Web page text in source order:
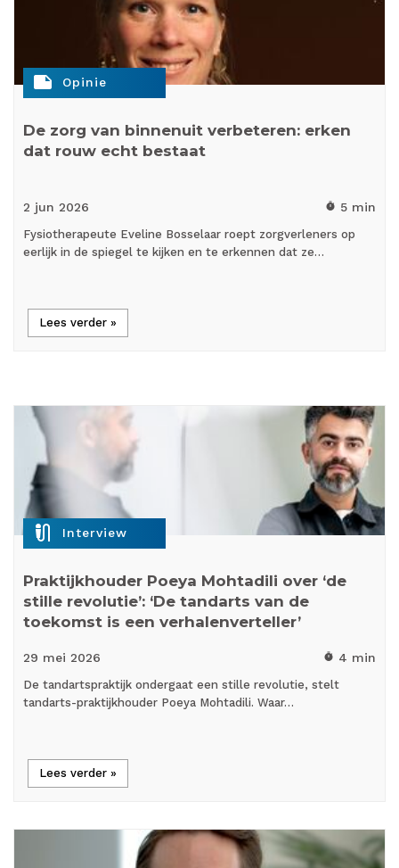
note Opinie
De zorg van binnenuit verbeteren: erken
dat rouw echt bestaat
2 jun 2026 timer 5 min
Fysiotherapeute Eveline Bosselaar roept zorgverleners op
eerlijk in de spiegel te kijken en te erkennen dat ze…
Lees verder »
mic_external_on Interview
Praktijkhouder Poeya Mohtadili over ‘de
stille revolutie’: ‘De tandarts van de
toekomst is een verhalenverteller’
29 mei 2026 timer 4 min
De tandartspraktijk ondergaat een stille revolutie, stelt
tandarts-praktijkhouder Poeya Mohtadili. Waar…
Lees verder »